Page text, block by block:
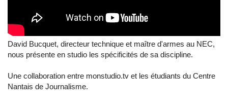
David Bucquet, directeur technique et maître d'armes au NEC,
nous présente en studio les spécificités de sa discipline.
Une collaboration entre monstudio.tv et les étudiants du Centre
Nantais de Journalisme.